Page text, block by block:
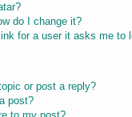
do I change it?
for a user it asks me to
or post a reply?
post?